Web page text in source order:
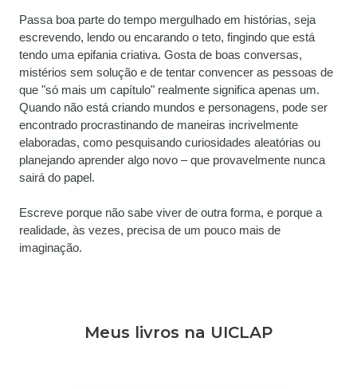
Passa boa parte do tempo mergulhado em histórias, seja
escrevendo, lendo ou encarando o teto, fingindo que está
tendo uma epifania criativa. Gosta de boas conversas,
mistérios sem solução e de tentar convencer as pessoas de
que "só mais um capítulo" realmente significa apenas um.
Quando não está criando mundos e personagens, pode ser
encontrado procrastinando de maneiras incrivelmente
elaboradas, como pesquisando curiosidades aleatórias ou
planejando aprender algo novo – que provavelmente nunca
sairá do papel.
Escreve porque não sabe viver de outra forma, e porque a
realidade, às vezes, precisa de um pouco mais de
imaginação.
Meus livros na UICLAP